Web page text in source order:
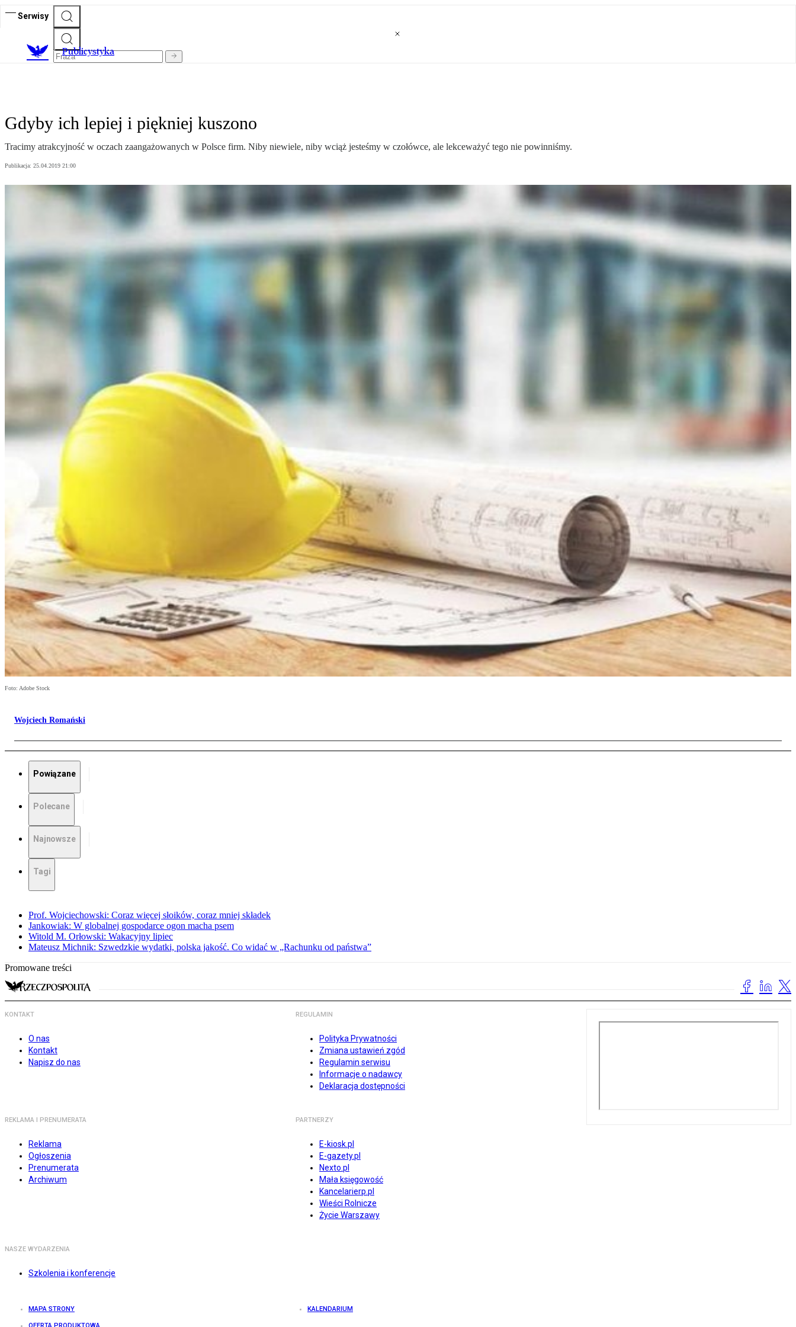
Serwisy
Publicystyka
Gdyby ich lepiej i piękniej kuszono
Tracimy atrakcyjność w oczach zaangażowanych w Polsce firm. Niby niewiele, niby wciąż jesteśmy w czołówce, ale lekceważyć tego nie powinniśmy.
Publikacja: 25.04.2019 21:00
Foto: Adobe Stock
Wojciech Romański
Powiązane
Polecane
Najnowsze
Tagi
Prof. Wojciechowski: Coraz więcej słoików, coraz mniej składek
Jankowiak: W globalnej gospodarce ogon macha psem
Witold M. Orłowski: Wakacyjny lipiec
Mateusz Michnik: Szwedzkie wydatki, polska jakość. Co widać w „Rachunku od państwa”
Promowane treści
KONTAKT
O nas
Kontakt
Napisz do nas
REGULAMIN
Polityka Prywatności
Zmiana ustawień zgód
Regulamin serwisu
Informacje o nadawcy
Deklaracja dostępności
REKLAMA I PRENUMERATA
Reklama
Ogłoszenia
Prenumerata
Archiwum
PARTNERZY
E-kiosk.pl
E-gazety.pl
Nexto.pl
Mała księgowość
Kancelarierp.pl
Wieści Rolnicze
Życie Warszawy
NASZE WYDARZENIA
Szkolenia i konferencje
MAPA STRONY KALENDARIUM